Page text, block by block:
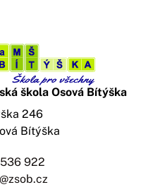
škola Osová Bítýška
922
246
Bítýška